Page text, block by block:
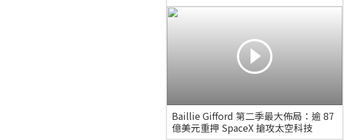
Baillie Gifford 第二季最大佈局：逾 87
億美元重押 SpaceX 搶攻太空科技